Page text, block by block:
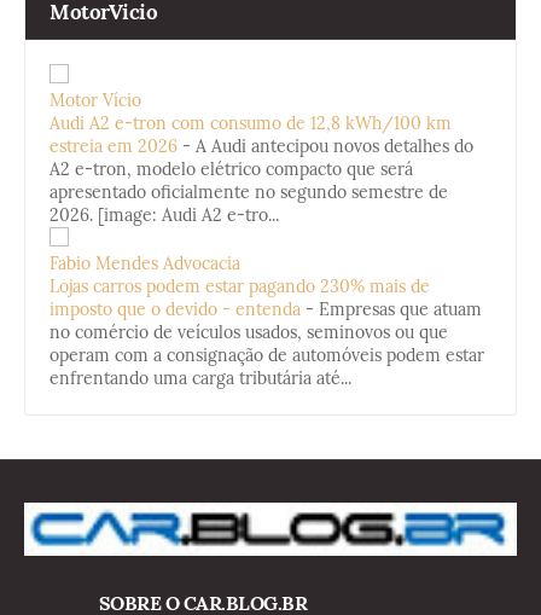
MotorVicio
Motor Vício
Audi A2 e-tron com consumo de 12,8 kWh/100 km
estreia em 2026 - A Audi antecipou novos detalhes do
A2 e-tron, modelo elétrico compacto que será
apresentado oficialmente no segundo semestre de
2026. [image: Audi A2 e-tro...
Fabio Mendes Advocacia
Lojas carros podem estar pagando 230% mais de
imposto que o devido - entenda - Empresas que atuam
no comércio de veículos usados, seminovos ou que
operam com a consignação de automóveis podem estar
enfrentando uma carga tributária até...
SOBRE O CAR.BLOG.BR